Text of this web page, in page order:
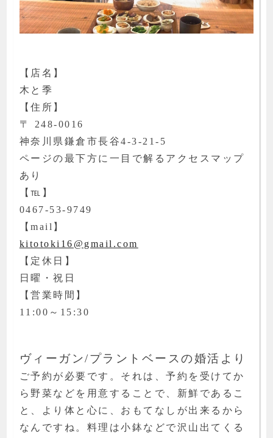
【店名】
木と季
【住所】
〒 248-0016
神奈川県鎌倉市長谷4-3-21-5
ページの最下方に一目で解るアクセスマップ
あり
【℡】
0467-53-9749
【mail】
kitotoki16@gmail.com
【定休日】
日曜・祝日
【営業時間】
11:00～15:30
ヴィーガン/プラントベースの婚活より
ご予約が必要です。それは、予約を受けてか
ら野菜などを用意することで、新鮮であるこ
と、より体と心に、おもてなしが出来るから
なんですね。料理は小鉢などで沢山出てくる